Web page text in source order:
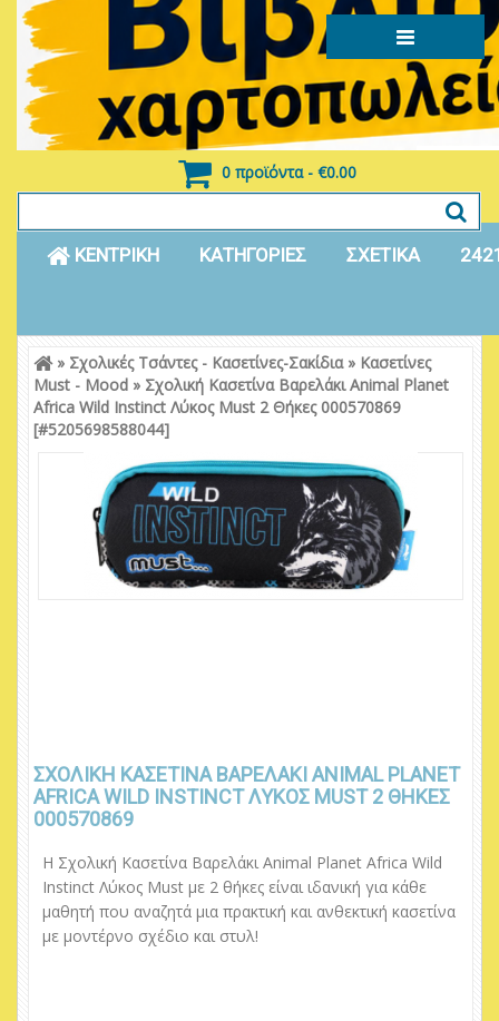
0 προϊόντα - €0.00
ΚΕΝΤΡΙΚΗ ΚΑΤΗΓΟΡΙΕΣ ΣΧΕΤΙΚΑ
Είσοδος Εγγραφή
» Σχολικές Τσάντες - Κασετίνες-Σακίδια» Κασετίνες
Must - Mood» Σχολική Κασετίνα Βαρελάκι Animal Planet
Africa Wild Instinct Λύκος Must 2 Θήκες 000570869
[#5205698588044]
ΣΧΟΛΙΚΉ ΚΑΣΕΤΊΝΑ ΒΑΡΕΛΆΚΙ ANIMAL PLANET
AFRICA WILD INSTINCT ΛΎΚΟΣ MUST 2 ΘΉΚΕΣ
000570869
Η Σχολική Κασετίνα Βαρελάκι Animal Planet Africa Wild
Instinct Λύκος Must με 2 θήκες είναι ιδανική για κάθε
μαθητή που αναζητά μια πρακτική και ανθεκτική κασετίνα
με μοντέρνο σχέδιο και στυλ!